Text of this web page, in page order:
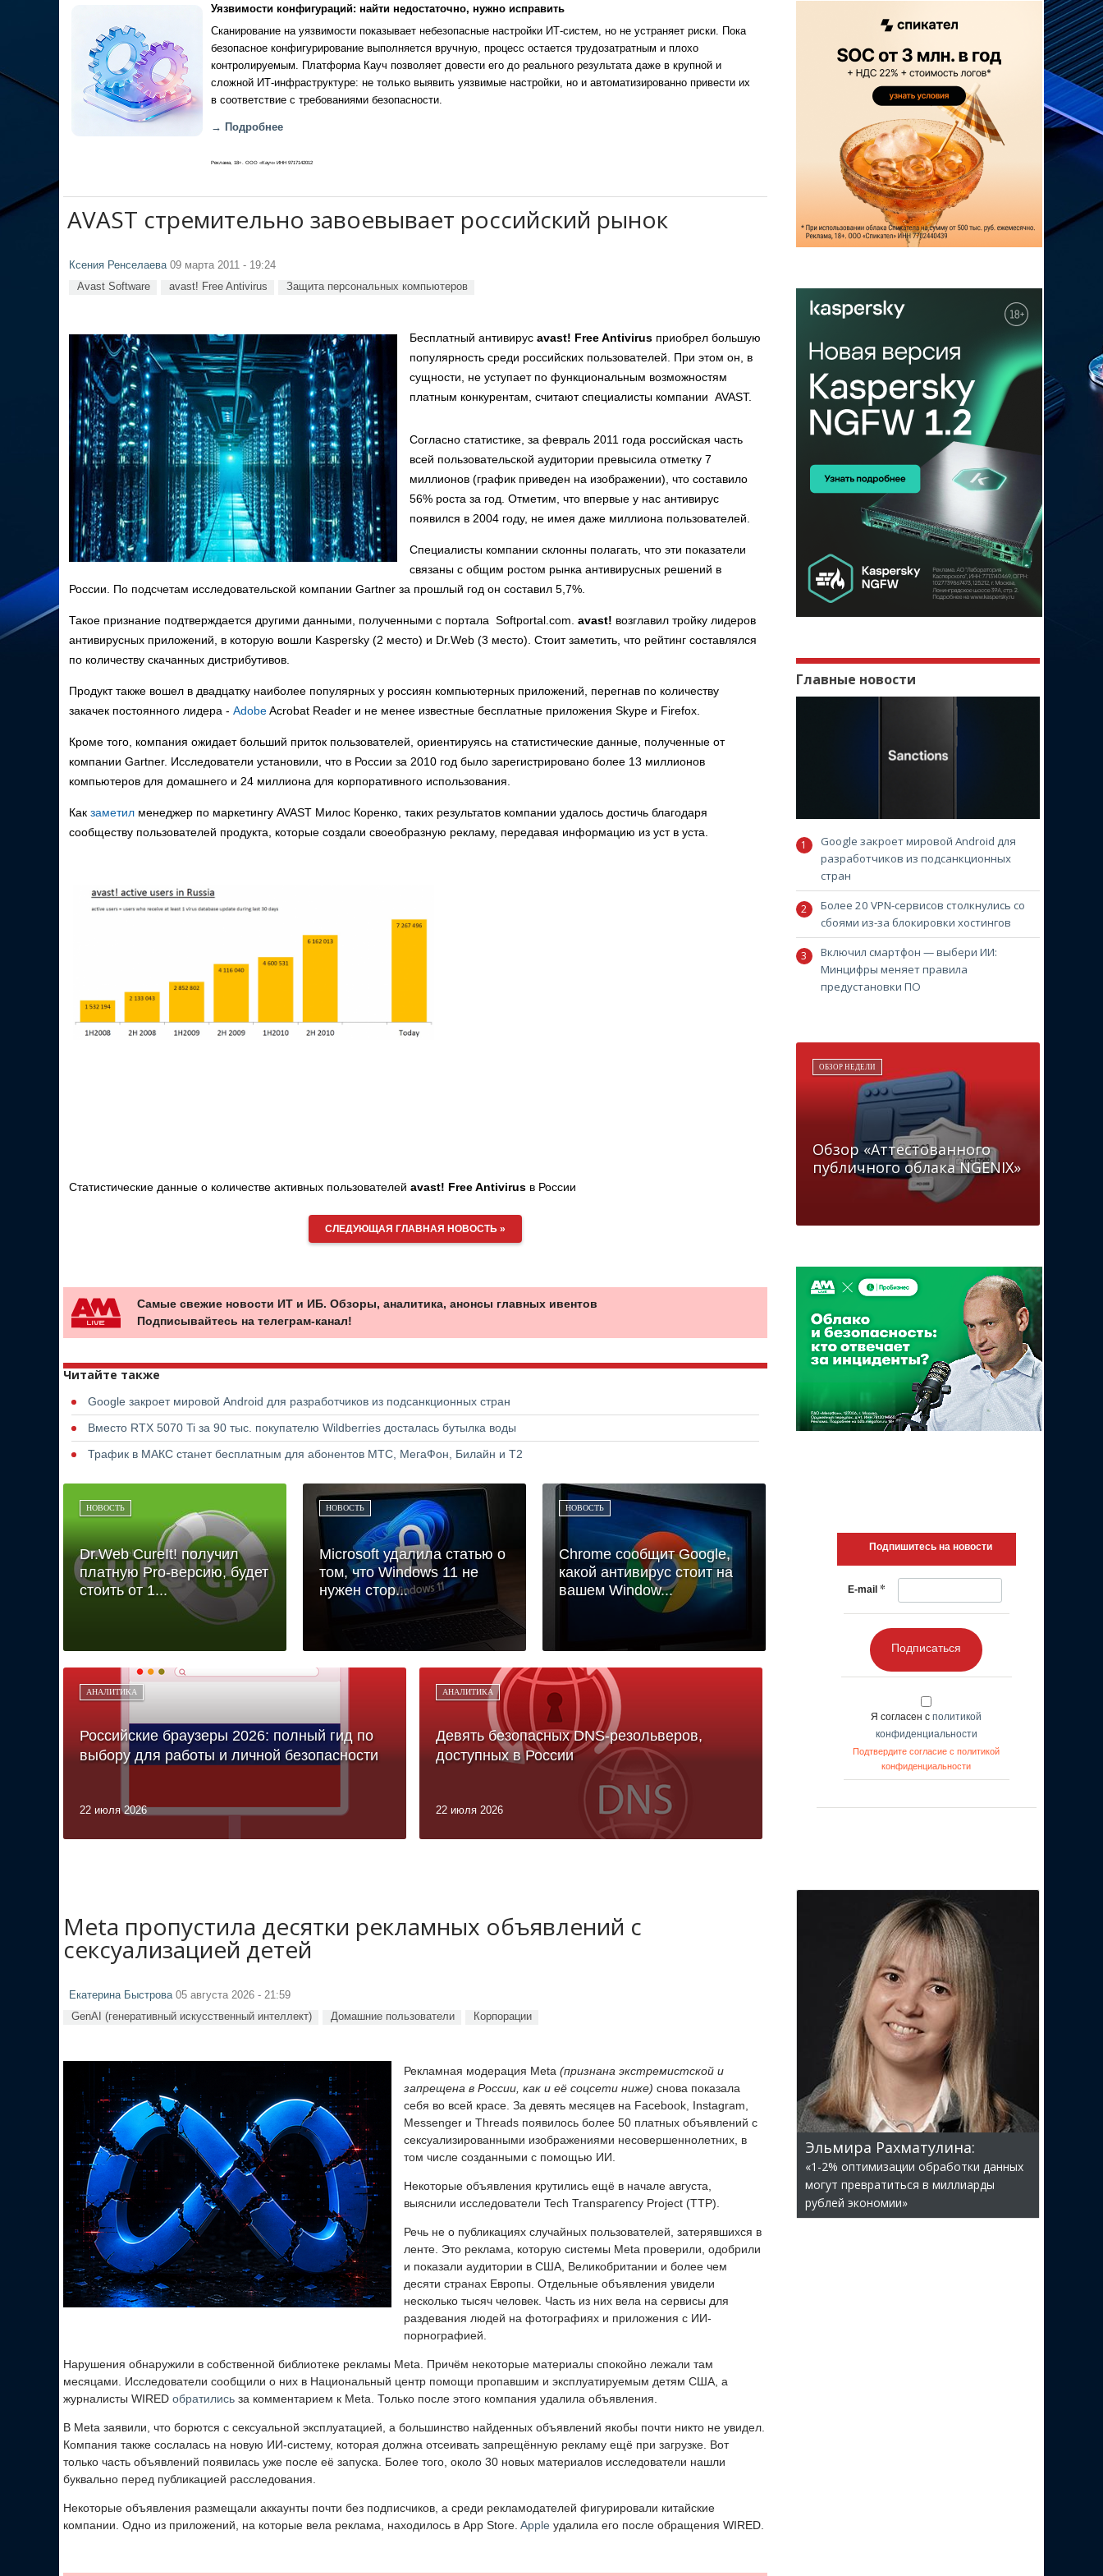
Уязвимости конфигураций: найти недостаточно, нужно исправить
Сканирование на уязвимости показывает небезопасные настройки ИТ-систем, но не устраняет риски. Пока
безопасное конфигурирование выполняется вручную, процесс остается трудозатратным и плохо
контролируемым. Платформа Кауч позволяет довести его до реального результата даже в крупной и
сложной ИТ-инфраструктуре: не только выявить уязвимые настройки, но и автоматизированно привести их
в соответствие с требованиями безопасности.
→ Подробнее
Реклама, 18+. ООО «Кауч» ИНН 9717142012
AVAST стремительно завоевывает российский рынок
Ксения Ренселаева09 марта 2011 - 19:24
Avast Software avast! Free Antivirus Защита персональных компьютеров
Бесплатный антивирус avast! FreeAntivirus приобрел большую
популярность среди российских пользователей. При этом он, в
сущности, не уступает по функциональным возможностям
платным конкурентам, считают специалисты компании AVAST.
Согласно статистике, за февраль 2011 года российская часть
всей пользовательской аудитории превысила отметку 7
миллионов (график приведен на изображении), что составило
56% роста за год. Отметим, что впервые у нас антивирус
появился в 2004 году, не имея даже миллиона пользователей.
Специалисты компании склонны полагать, что эти показатели
связаны с общим ростом рынка антивирусных решений в
России. По подсчетам исследовательской компании Gartner за прошлый год он составил 5,7%.
Такое признание подтверждается другими данными, полученными с портала Softportal.com. avast! возглавил тройку лидеров
антивирусных приложений, в которую вошли Kaspersky (2 место) и Dr.Web (3 место). Стоит заметить, что рейтинг составлялся
по количеству скачанных дистрибутивов.
Продукт также вошел в двадцатку наиболее популярных у россиян компьютерных приложений, перегнав по количеству
закачек постоянного лидера - AdobeAcrobat Reader и не менее известные бесплатные приложения Skype и Firefox.
Кроме того, компания ожидает больший приток пользователей, ориентируясь на статистические данные, полученные от
компании Gartner. Исследователи установили, что в России за 2010 год было зарегистрировано более 13 миллионов
компьютеров для домашнего и 24 миллиона для корпоративного использования.
Как заметил менеджер по маркетингу AVAST Милос Коренко, таких результатов компании удалось достичь благодаря
сообществу пользователей продукта, которые создали своеобразную рекламу, передавая информацию из уст в уста.
Статистические данные о количестве активных пользователей avast! FreeAntivirus в России
СЛЕДУЮЩАЯ ГЛАВНАЯ НОВОСТЬ »
Самые свежие новости ИТ и ИБ. Обзоры, аналитика, анонсы главных ивентов
Подписывайтесь на телеграм-канал!
Читайте также
Google закроет мировой Android для разработчиков из подсанкционных стран
Вместо RTX 5070 Ti за 90 тыс. покупателю Wildberries досталась бутылка воды
Трафик в МАКС станет бесплатным для абонентов МТС, МегаФон, Билайн и Т2
НОВОСТЬ
Dr.Web CureIt! получил
платную Pro-версию, будет
стоить от 1...
НОВОСТЬ
Microsoft удалила статью о
том, что Windows 11 не
нужен стор...
НОВОСТЬ
Chrome сообщит Google,
какой антивирус стоит на
вашем Window...
АНАЛИТИКА
Российские браузеры 2026: полный гид по
выбору для работы и личной безопасности
22 июля 2026
АНАЛИТИКА
Девять безопасных DNS-резольверов,
доступных в России
22 июля 2026
Meta пропустила десятки рекламных объявлений с
сексуализацией детей
Екатерина Быстрова 05 августа 2026 - 21:59
GenAI (генеративный искусственный интеллект) Домашние пользователи Корпорации
Рекламная модерация Meta (признана экстремистской и
запрещена в России, как и её соцсети ниже) снова показала
себя во всей красе. За девять месяцев на Facebook, Instagram,
Messenger и Threads появилось более 50 платных объявлений с
сексуализированными изображениями несовершеннолетних, в
том числе созданными с помощью ИИ.
Некоторые объявления крутились ещё в начале августа,
выяснили исследователи Tech Transparency Project (TTP).
Речь не о публикациях случайных пользователей, затерявшихся в
ленте. Это реклама, которую системы Meta проверили, одобрили
и показали аудитории в США, Великобритании и более чем
десяти странах Европы. Отдельные объявления увидели
несколько тысяч человек. Часть из них вела на сервисы для
раздевания людей на фотографиях и приложения с ИИ-
порнографией.
Нарушения обнаружили в собственной библиотеке рекламы Meta. Причём некоторые материалы спокойно лежали там
месяцами. Исследователи сообщили о них в Национальный центр помощи пропавшим и эксплуатируемым детям США, а
журналисты WIRED обратились за комментарием к Meta. Только после этого компания удалила объявления.
В Meta заявили, что борются с сексуальной эксплуатацией, а большинство найденных объявлений якобы почти никто не увидел.
Компания также сослалась на новую ИИ-систему, которая должна отсеивать запрещённую рекламу ещё при загрузке. Вот
только часть объявлений появилась уже после её запуска. Более того, около 30 новых материалов исследователи нашли
буквально перед публикацией расследования.
Некоторые объявления размещали аккаунты почти без подписчиков, а среди рекламодателей фигурировали китайские
компании. Одно из приложений, на которые вела реклама, находилось в App Store. Apple удалила его после обращения WIRED.
Главные новости
Google закроет мировой Android для
разработчиков из подсанкционных
стран
Более 20 VPN-сервисов столкнулись со
сбоями из-за блокировки хостингов
Включил смартфон — выбери ИИ:
Минцифры меняет правила
предустановки ПО
ОБЗОР НЕДЕЛИ
Обзор «Аттестованного
публичного облака NGENIX»
Подпишитесь на новости
E-mail *
Подписаться
Я согласен с политикой
конфиденциальности
Подтвердите согласие с политикой
конфиденциальности
Эльмира Рахматулина:
«1-2% оптимизации обработки данных
могут превратиться в миллиарды
рублей экономии»